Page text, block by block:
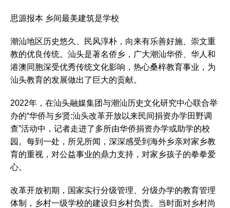
思源报本 乡间最美建筑是学校
潮汕地区历史悠久、民风淳朴，向来有乐善好施、崇文重
教的优良传统。汕头是著名侨乡，广大潮汕华侨、华人和
港澳同胞深受优秀传统文化影响，热心桑梓教育事业，为
汕头教育的发展做出了巨大的贡献。
2022年，在汕头融媒集团与潮汕历史文化研究中心联合举
办的“华侨与乡贤:汕头改革开放以来民间捐资办学田野调
查”活动中，记者走进了多所由华侨捐资办学或助学的校
园。每到一处，所见所闻，深深感受到海外乡亲对家乡教
育的重视，对公益事业的鼎力支持，对家乡孩子的拳拳爱
心。
改革开放初期，国家实行分级管理、分级办学的教育管理
体制，乡村一级学校的建设归乡村负责。当时面对乡村尚